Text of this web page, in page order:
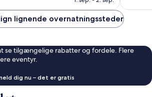
lignende overnatningssteder
se tilgængelige rabatter og fordele. Flere
eventyr.
dig nu – det er gratis